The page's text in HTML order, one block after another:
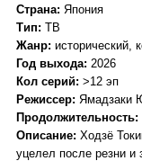
Страна: Япония
Тип: ТВ
Жанр: исторический,
Год выхода: 2026
Кол серий: >12 эп
Режиссер: Ямадзаки
Продолжительность:
Описание: Ходзё
уцелел после резни и